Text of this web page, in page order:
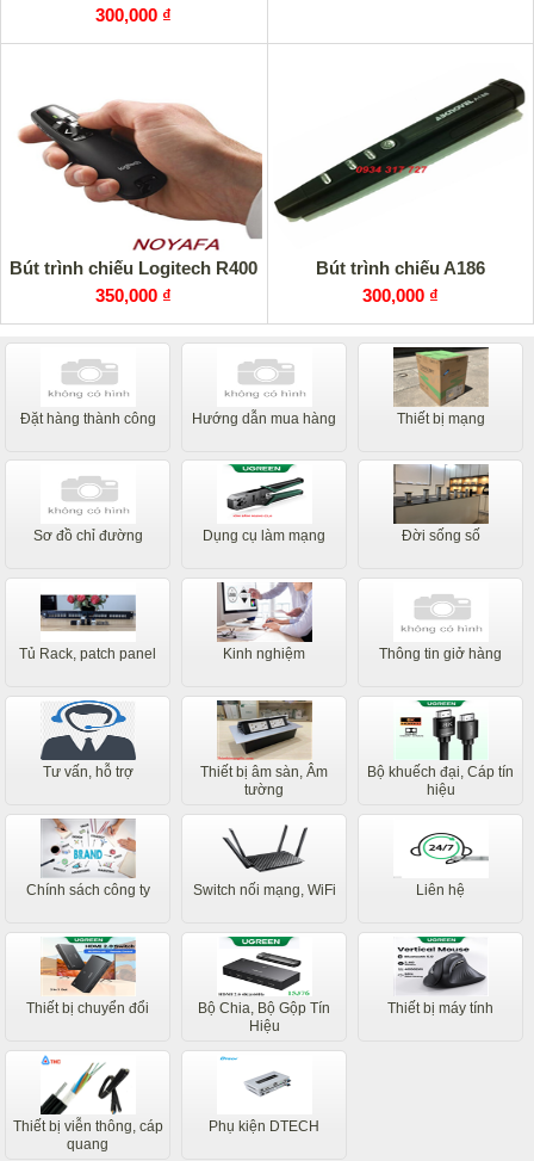
300,000 ₫
Bút trình chiếu Logitech R400
350,000 ₫
Bút trình chiếu A186
300,000 ₫
Đặt hàng thành công Hướng dẫn mua hàng Thiết bị mạng
Sơ đồ chỉ đường Dụng cụ làm mạng Đời sống số
Tủ Rack, patch panel Kinh nghiệm Thông tin giở hàng
Tư vấn, hỗ trợ
Thiết bị âm sàn, Âm
tường
Bộ khuếch đại, Cáp tín
hiệu
Chính sách công ty Switch nối mạng, WiFi Liên hệ
Thiết bị chuyển đổi
Bộ Chia, Bộ Gộp Tín
Hiệu
Thiết bị máy tính
Thiết bị viễn thông, cáp
quang
Phụ kiện DTECH